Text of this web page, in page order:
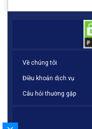
Về chúng tôi
Điều khoản dịch vụ
Câu hỏi thường gặp